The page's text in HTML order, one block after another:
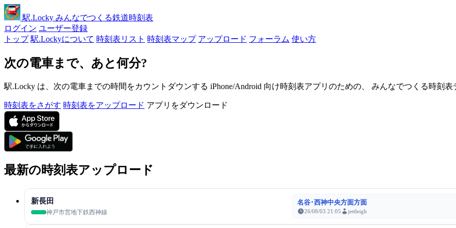
駅.Locky みんなでつくる鉄道時刻表
ログイン ユーザー登録
トップ 駅.Lockyについて 時刻表リスト 時刻表マップ アップロード フォーラム 使い方
次の電車まで、あと何分?
駅.Locky は、次の電車までの時間をカウントダウンする iPhone/Android 向け時刻表アプリのための、 みんなでつくる時刻表
時刻表をさがす 時刻表をアップロード アプリをダウンロード
最新の時刻表アップロード
新長田
神戸市営地下鉄西神線
名谷･西神中央方面方面
26/08/03 21:05 jettleigh